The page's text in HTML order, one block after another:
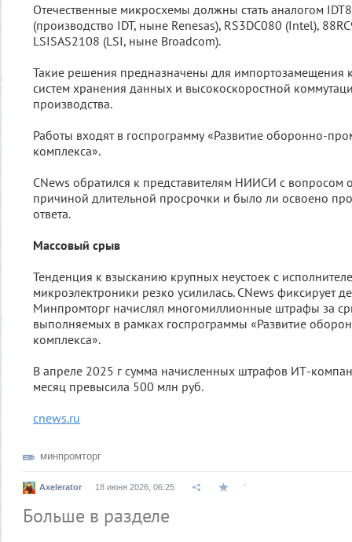
Отечественные микросхемы должны стать аналогом
(производство IDT, ныне Renesas), RS3DC080 (Intel),
LSISAS2108 (LSI, ныне Broadcom).
Такие решения предназначены для импортозамещения
систем хранения данных и высокоскоростной
производства.
Работы входят в госпрограмму «Развитие оборонно-
комплекса».
CNews обратился к представителям НИИСИ с вопросом
причиной длительной просрочки и было ли освоено
ответа.
Массовый срыв
Тенденция к взысканию крупных неустоек с
микроэлектроники резко усилилась. CNews фиксирует
Минпромторг начислял многомиллионные штрафы за
выполняемых в рамках госпрограммы «Развитие
комплекса».
В апреле 2025 г сумма начисленных штрафов ИТ-
месяц превысила 500 млн руб.
cnews.ru
минпромторг
Axelerator 18 июня 2026, 06:25
Больше в разделе